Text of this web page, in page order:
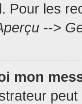
Pour les
-->
mon